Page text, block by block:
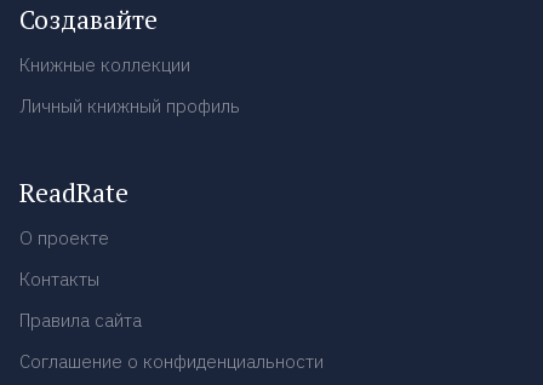
Создавайте
Книжные коллекции
Личный книжный профиль
ReadRate
О проекте
Контакты
Правила сайта
Соглашение о конфиденциальности